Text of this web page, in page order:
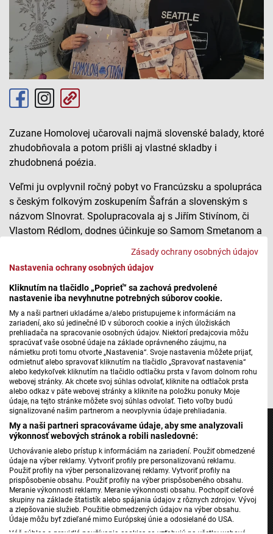
Zásady ochrany osobných údajov
Nastavenia ochrany osobných údajov
Kliknutím na tlačidlo „Poprieť“ sa zachová predvolené
nastavenie iba nevyhnutne potrebných súborov cookie.
My a naši partneri ukladáme a/alebo pristupujeme k informáciám na
zariadení, ako sú jedinečné ID v súboroch cookie a iných úložiskách
prehliadača na spracovanie osobných údajov. Niektorí predajcovia môžu
spracúvať vaše osobné údaje na základe oprávneného záujmu, na
námietku proti tomu otvorte „Nastavenia“. Svoje nastavenia môžete prijať,
odmietnuť alebo spravovať kliknutím na tlačidlo „Spravovať nastavenia“
alebo kedykoľvek kliknutím na tlačidlo odtlačku prsta v ľavom dolnom rohu
webovej stránky. Ak chcete svoj súhlas odvolať, kliknite na odtlačok prsta
alebo odkaz v päte webovej stránky a kliknite na položku ponuky Moje
údaje, na tejto stránke môžete svoj súhlas odvolať. Tieto voľby budú
signalizované našim partnerom a neovplyvnia údaje prehliadania.
My a naši partneri spracovávame údaje, aby sme analyzovali
výkonnosť webových stránok a robili nasledovné:
Uchovávanie alebo prístup k informáciám na zariadení. Použiť obmedzené
údaje na výber reklamy. Vytvoriť profily pre personalizovanú reklamu.
Použiť profily na výber personalizovanej reklamy. Vytvoriť profily na
prispôsobenie obsahu. Použiť profily na výber prispôsobeného obsahu.
Meranie výkonnosti reklamy. Meranie výkonnosti obsahu. Pochopiť cieľové
skupiny na základe štatistík alebo spájania údajov z rôznych zdrojov. Vývoj
a zlepšovanie služieb. Použitie obmedzených údajov na výber obsahu.
Údaje môžu byť zdieľané mimo Európskej únie a odosielané do USA.
Zuzane Homolovej učarovali najmä slovenské balady, ktoré
zhudobňovala a potom prišli aj vlastné skladby i
zhudobnená poézia.
Veľmi ju ovplyvnil ročný pobyt vo Francúzsku a spolupráca
s českým folkovým zoskupením Šafrán a slovenským s
názvom Slnovrat. Spolupracovala aj s Jiřím Stivínom, či
Vlastom Rédlom, dodnes účinkuje so Samom Smetanom a
Stretnutie s pesničkárkou Zuzanou Homolovou
Máte problém s prehrávaním? Nahláste nám chybuv prehrávači.
Autor: Martin Jurčo
Jednotka
Dvojka
24
Šport